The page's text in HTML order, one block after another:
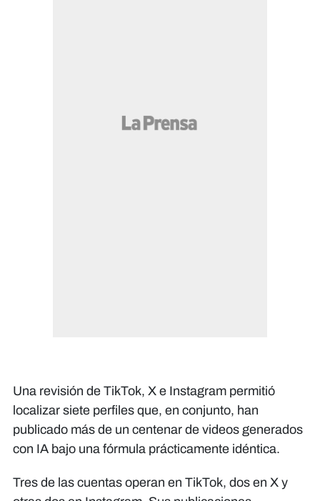
Una revisión de TikTok, X e Instagram permitió
localizar siete perfiles que, en conjunto, han
publicado más de un centenar de videos generados
con IA bajo una fórmula prácticamente idéntica.
Tres de las cuentas operan en TikTok, dos en X y